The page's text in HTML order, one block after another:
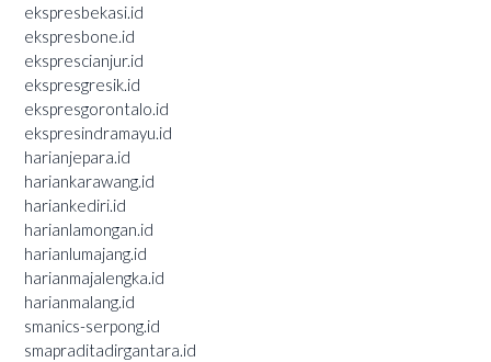
ekspresbekasi.id
ekspresbone.id
eksprescianjur.id
ekspresgresik.id
ekspresgorontalo.id
ekspresindramayu.id
harianjepara.id
hariankarawang.id
hariankediri.id
harianlamongan.id
harianlumajang.id
harianmajalengka.id
harianmalang.id
smanics-serpong.id
smapraditadirgantara.id